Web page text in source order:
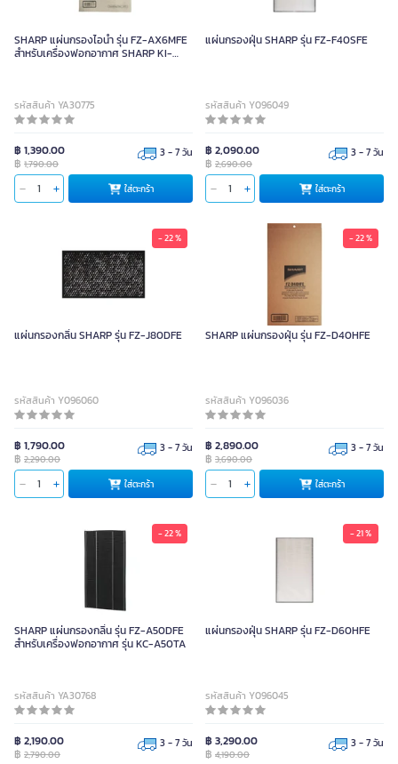
SHARP แผ่นกรองไอน้ำ รุ่น FZ-AX6MFE
สำหรับเครื่องฟอกอากาศ SHARP KI-
รหัสสินค้า YA30775
฿ 1,390.00
฿ 1,790.00
3 - 7 วัน
ใส่ตะกร้า
แผ่นกรองฝุ่น SHARP รุ่น FZ-F40SFE
รหัสสินค้า Y096049
฿ 2,090.00
฿ 2,690.00
3 - 7 วัน
ใส่ตะกร้า
- 22 %
แผ่นกรองกลิ่น SHARP รุ่น FZ-J80DFE
รหัสสินค้า Y096060
฿ 1,790.00
฿ 2,290.00
3 - 7 วัน
ใส่ตะกร้า
- 22 %
SHARP แผ่นกรองฝุ่น รุ่น FZ-D40HFE
รหัสสินค้า Y096036
฿ 2,890.00
฿ 3,690.00
3 - 7 วัน
ใส่ตะกร้า
- 22 %
SHARP แผ่นกรองกลิ่น รุ่น FZ-A50DFE
สำหรับเครื่องฟอกอากาศ รุ่น KC-A50TA
รหัสสินค้า YA30768
฿ 2,190.00
฿ 2,790.00
3 - 7 วัน
- 21 %
แผ่นกรองฝุ่น SHARP รุ่น FZ-D60HFE
รหัสสินค้า Y096045
฿ 3,290.00
฿ 4,190.00
3 - 7 วัน